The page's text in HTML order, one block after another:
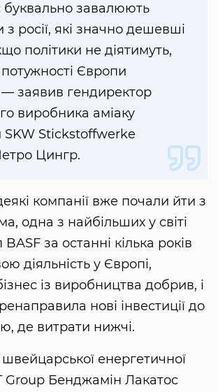
буквально завалюють
росії, які значно дешевші
політики не діятимуть,
Європи
— заявив гендиректор
виробника аміаку
SKW Stickstoffwerke
Цингр.
компанії вже почали йти з
одна з найбільших у світі
BASF за останні кілька років
діяльність у Європі,
із виробництва добрив, і
нові інвестиції до
де витрати нижчі.
енергетичної
Group Бенджамін Лакатос